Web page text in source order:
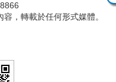
，轉載於任何形式媒體。